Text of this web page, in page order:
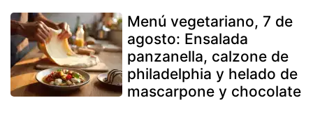
Menú vegetariano, 7 de
agosto: Ensalada
panzanella, calzone de
philadelphia y helado de
mascarpone y chocolate